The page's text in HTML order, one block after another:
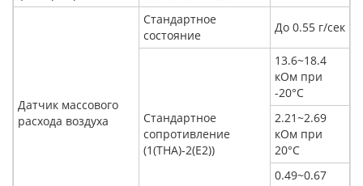
Датчик массового
расхода воздуха
Стандартное
состояние
До 0.55 г/сек
Стандартное
сопротивление
(1(THA)-2(E2))
13.6~18.4
кОм при
-20°С
2.21~2.69
кОм при
20°С
0.49~0.67